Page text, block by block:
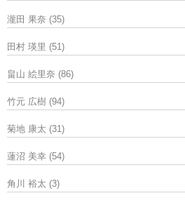
瀧田 果奈 (35)
田村 瑛里 (51)
畠山 絵里奈 (86)
竹元 広樹 (94)
菊地 康太 (31)
蓮沼 美幸 (54)
角川 裕太 (3)